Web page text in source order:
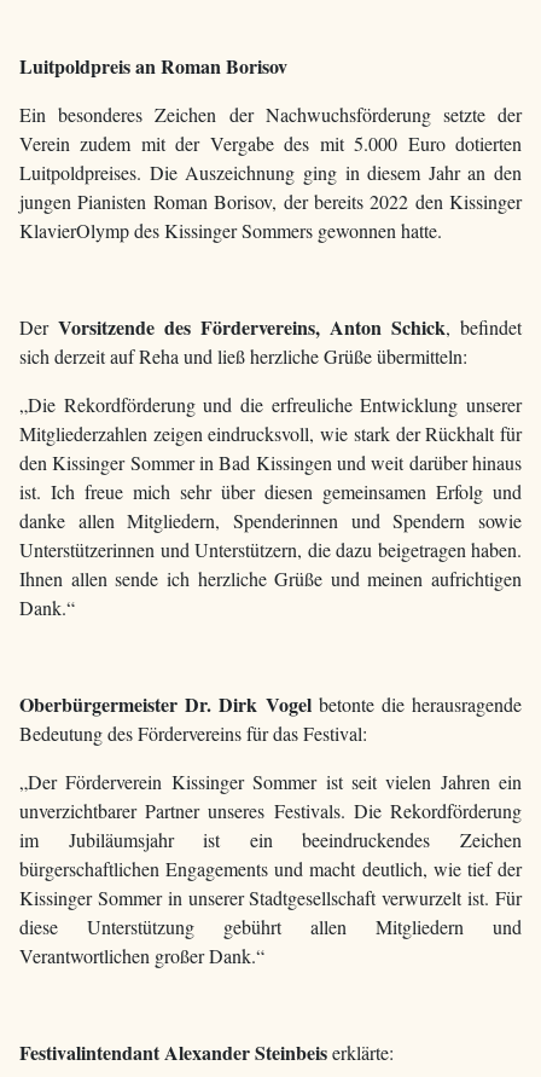
Luitpoldpreis an Roman Borisov
Ein besonderes Zeichen der Nachwuchsförderung setzte der
Verein zudem mit der Vergabe des mit 5.000 Euro dotierten
Luitpoldpreises. Die Auszeichnung ging in diesem Jahr an den
jungen Pianisten Roman Borisov, der bereits 2022 den Kissinger
KlavierOlymp des Kissinger Sommers gewonnen hatte.
Der Vorsitzende des Fördervereins, Anton Schick, befindet
sich derzeit auf Reha und ließ herzliche Grüße übermitteln:
„Die Rekordförderung und die erfreuliche Entwicklung unserer
Mitgliederzahlen zeigen eindrucksvoll, wie stark der Rückhalt für
den Kissinger Sommer in Bad Kissingen und weit darüber hinaus
ist. Ich freue mich sehr über diesen gemeinsamen Erfolg und
danke allen Mitgliedern, Spenderinnen und Spendern sowie
Unterstützerinnen und Unterstützern, die dazu beigetragen haben.
Ihnen allen sende ich herzliche Grüße und meinen aufrichtigen
Dank.“
Oberbürgermeister Dr. Dirk Vogelbetonte die herausragende
Bedeutung des Fördervereins für das Festival:
„Der Förderverein Kissinger Sommer ist seit vielen Jahren ein
unverzichtbarer Partner unseres Festivals. Die Rekordförderung
im Jubiläumsjahr ist ein beeindruckendes Zeichen
bürgerschaftlichen Engagements und macht deutlich, wie tief der
Kissinger Sommer in unserer Stadtgesellschaft verwurzelt ist. Für
diese Unterstützung gebührt allen Mitgliedern und
Verantwortlichen großer Dank.“
Festivalintendant Alexander Steinbeiserklärte: